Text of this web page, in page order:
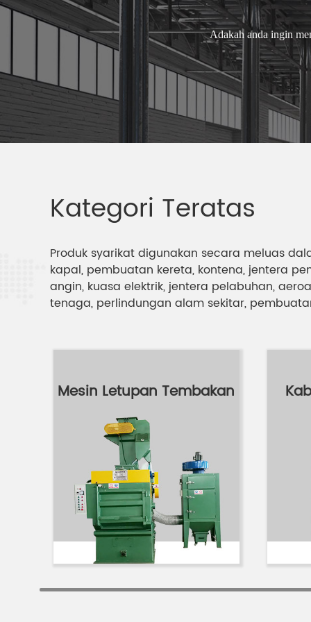
Adakah anda ingin
Kategori Teratas
Produk syarikat digunakan secara meluas
kapal, pembuatan kereta, kontena, jentera
angin, kuasa elektrik, jentera pelabuhan,
tenaga, perlindungan alam sekitar,
Mesin Letupan Tembakan